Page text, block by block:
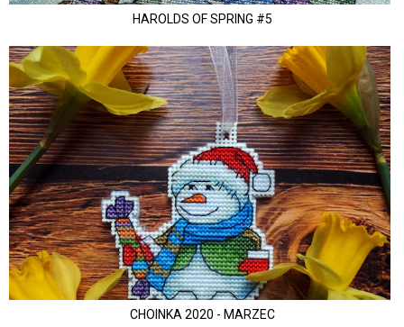
HAROLDS OF SPRING #5
CHOINKA 2020 - MARZEC